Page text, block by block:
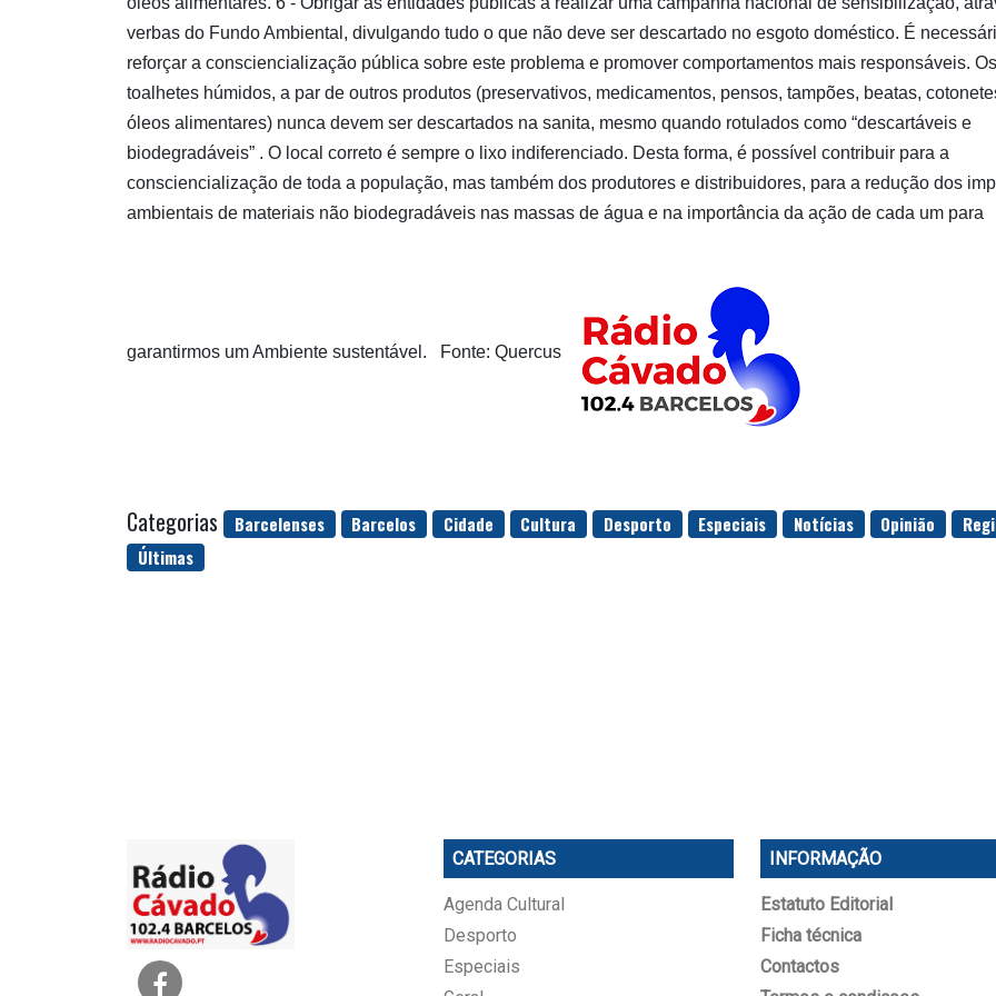
verbas do Fundo Ambiental, divulgando tudo o que não deve ser descartado no esgoto doméstico. É
reforçar a consciencialização pública sobre este problema e promover comportamentos mais responsáveis. Os
toalhetes húmidos, a par de outros produtos (preservativos, medicamentos, pensos, tampões, beatas,
óleos alimentares) nunca devem ser descartados na sanita, mesmo quando rotulados como “descartáveis e
biodegradáveis” . O local correto é sempre o lixo indiferenciado. Desta forma, é possível contribuir para a
consciencialização de toda a população, mas também dos produtores e distribuidores, para a redução dos
ambientais de materiais não biodegradáveis nas massas de água e na importância da ação de cada um para
garantirmos um Ambiente sustentável. Fonte: Quercus
Categorias Barcelenses Barcelos Cidade Cultura Desporto Especiais Notícias Opinião
Últimas
CATEGORIAS
Agenda Cultural
Desporto
Especiais
INFORMAÇÃO
Estatuto Editorial
Ficha técnica
Contactos